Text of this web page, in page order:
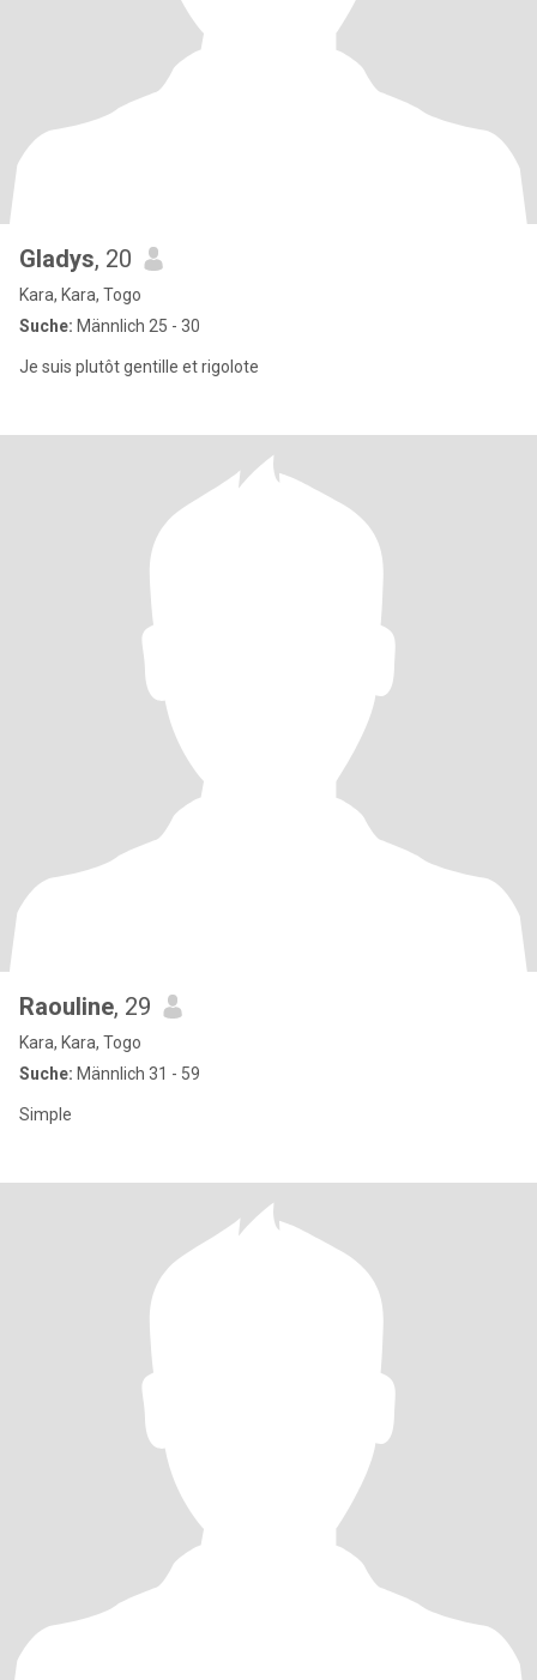
Gladys, 20
Kara, Kara, Togo
Suche: Männlich 25 - 30
Je suis plutôt gentille et rigolote
Raouline, 29
Kara, Kara, Togo
Suche: Männlich 31 - 59
Simple